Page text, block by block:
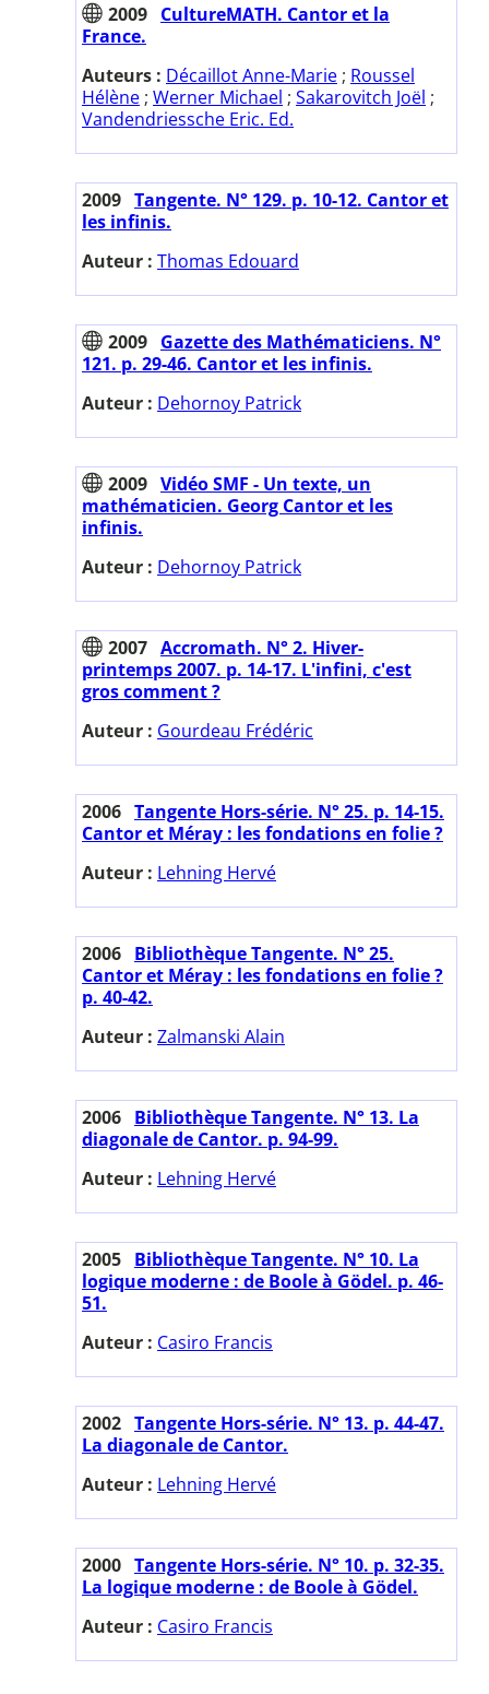
2009 CultureMATH. Cantor et la
France.
Auteurs : Décaillot Anne-Marie ; Roussel
Hélène ; Werner Michael ; Sakarovitch Joël ;
Vandendriessche Eric. Ed.
2009 Tangente. N° 129. p. 10-12. Cantor et
les infinis.
Auteur : Thomas Edouard
2009 Gazette des Mathématiciens. N°
121. p. 29-46. Cantor et les infinis.
Auteur : Dehornoy Patrick
2009 Vidéo SMF - Un texte, un
mathématicien. Georg Cantor et les
infinis.
Auteur : Dehornoy Patrick
2007 Accromath. N° 2. Hiver-
printemps 2007. p. 14-17. L'infini, c'est
gros comment ?
Auteur : Gourdeau Frédéric
2006 Tangente Hors-série. N° 25. p. 14-15.
Cantor et Méray : les fondations en folie ?
Auteur : Lehning Hervé
2006 Bibliothèque Tangente. N° 25.
Cantor et Méray : les fondations en folie ?
p. 40-42.
Auteur : Zalmanski Alain
2006 Bibliothèque Tangente. N° 13. La
diagonale de Cantor. p. 94-99.
Auteur : Lehning Hervé
2005 Bibliothèque Tangente. N° 10. La
logique moderne : de Boole à Gödel. p. 46-
51.
Auteur : Casiro Francis
2002 Tangente Hors-série. N° 13. p. 44-47.
La diagonale de Cantor.
Auteur : Lehning Hervé
2000 Tangente Hors-série. N° 10. p. 32-35.
La logique moderne : de Boole à Gödel.
Auteur : Casiro Francis